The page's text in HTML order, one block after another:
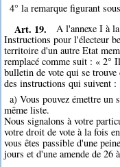
4° la remarque figurant
Art. 19.
A l'annexe I à
Instructions pour l'électeur
territoire d'un autre Etat
remplacé comme suit : « 2°
bulletin de vote qui se
des instructions qui suivent :
a) Vous pouvez émettre un
même liste.
Nous signalons à votre
votre droit de vote à la fois
vous êtes passible d'une
jours et d'une amende de 26